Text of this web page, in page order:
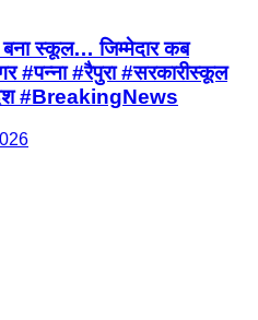
स्कूल… जिम्मेदार कब
#रैपुरा #सरकारीस्कूल
#BreakingNews